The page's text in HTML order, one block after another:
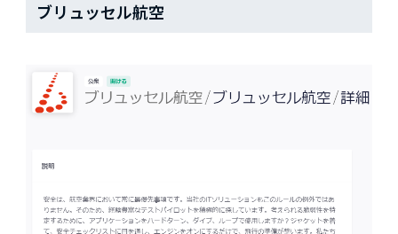
ブリュッセル航空